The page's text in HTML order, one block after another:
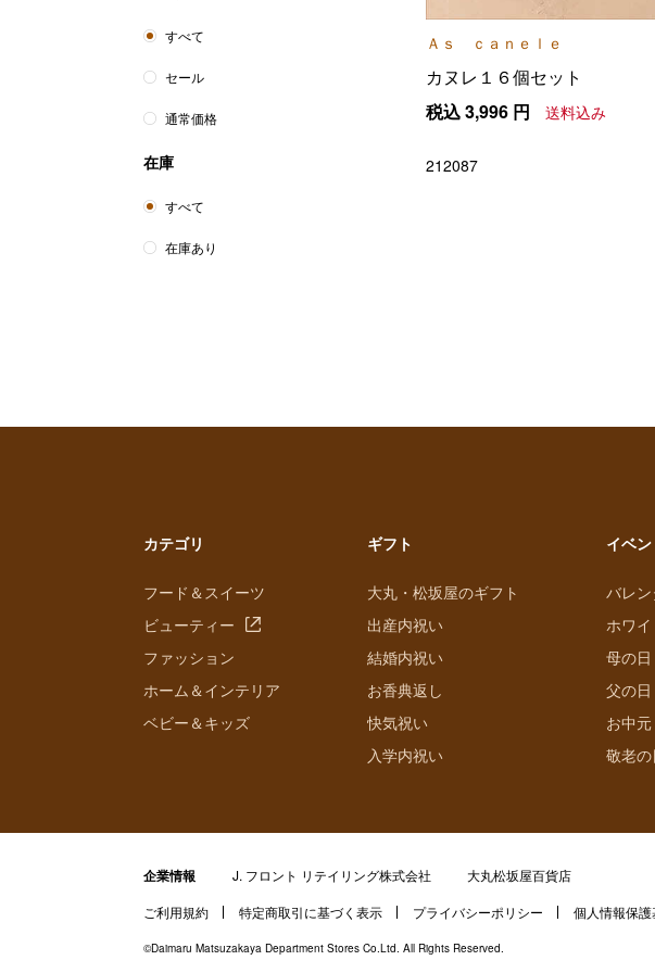
Ａｓ ｃａｎｅｌｅ
カヌレ１６個セット
税込3,996 円 送料込み
212087
すべて
セール
通常価格
在庫
すべて
在庫あり
カテゴリ
フード＆スイーツ
ビューティー
ファッション
ホーム＆インテリア
ベビー＆キッズ
ギフト
大丸・松坂屋のギフト
出産内祝い
結婚内祝い
お香典返し
快気祝い
入学内祝い
イベン
バレ
ホワ
母の日
父の日
お中元
敬老の
企業情報 J. フロント リテイリング株式会社 大丸松坂屋百貨店
ご利用規約 特定商取引に基づく表示 プライバシーポリシー 個人情報保
©Daimaru Matsuzakaya Department Stores Co.Ltd. All Rights Reserved.